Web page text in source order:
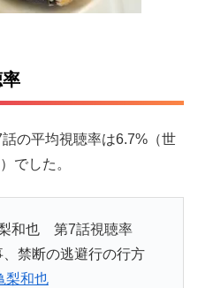
の平均視聴率は6.7%（世
でした。
和也 第7話視聴率
禁断の逃避行の行方
梨和也